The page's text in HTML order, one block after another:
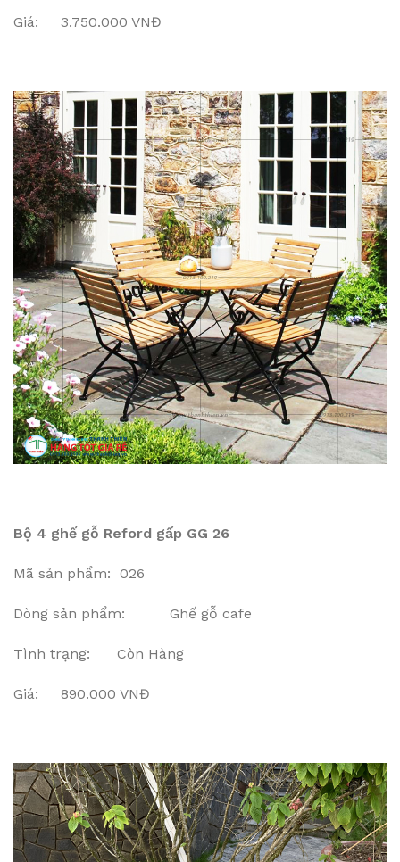
Giá: 3.750.000 VNĐ
Bộ 4 ghế gỗ Reford gấp GG 26
Mã sản phẩm: 026
Dòng sản phẩm: Ghế gỗ cafe
Tình trạng: Còn Hàng
Giá: 890.000 VNĐ